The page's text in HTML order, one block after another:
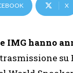
X
IMG hanno